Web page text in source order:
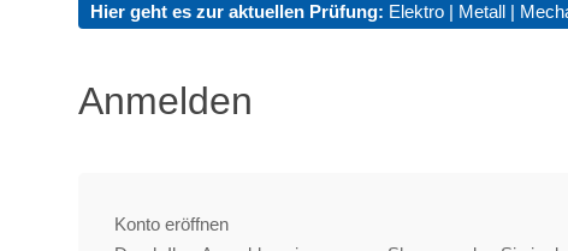
Hier geht es zur aktuellen Prüfung: Elektro | Metall |
Anmelden
Konto eröffnen